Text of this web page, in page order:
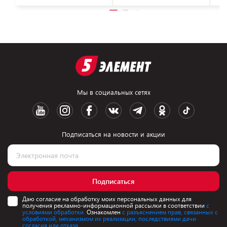
Мы в социальных сетях
Подписаться на новости и акции
Подписаться
Даю согласие на обработку моих персональных данных для
получения рекламно-информационной рассылки в соответствии с
условиями обработки. Ознакомлен с разъяснением прав, связанных с
обработкой, механизмом их реализации, последствиями дачи
согласия или отказа.